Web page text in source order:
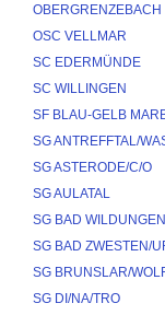
OBERGRENZEBACH
OSC VELLMAR
SC EDERMÜNDE
SC WILLINGEN
SF BLAU-GELB
SG ANTREFFTAL/
SG ASTERODE/C/O
SG AULATAL
SG BAD
SG BAD ZWESTEN/
SG BRUNSLAR/
SG DI/NA/TRO